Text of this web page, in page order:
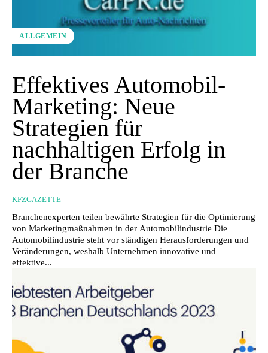
ALLGEMEIN
Effektives Automobil-
Marketing: Neue
Strategien für
nachhaltigen Erfolg in
der Branche
KFZGAZETTE
Branchenexperten teilen bewährte Strategien für die Optimierung
von Marketingmaßnahmen in der Automobilindustrie Die
Automobilindustrie steht vor ständigen Herausforderungen und
Veränderungen, weshalb Unternehmen innovative und
effektive...